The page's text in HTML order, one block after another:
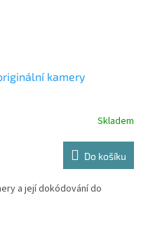
kamery
Skladem
Do košíku
a její dokódování do